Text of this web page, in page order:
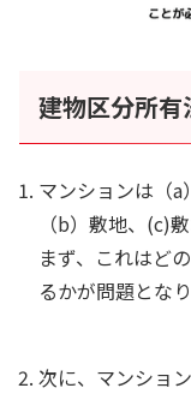
建物区分所
マンションは（a
（b）敷地、(c)
まず、これはど
るかが問題となり
次に、マンショ